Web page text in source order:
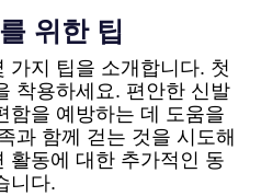
위한 팁
가지 팁을 소개합니다. 첫
착용하세요. 편안한 신발
함을 예방하는 데 도움을
과 함께 걷는 것을 시도해
활동에 대한 추가적인 동
니다.